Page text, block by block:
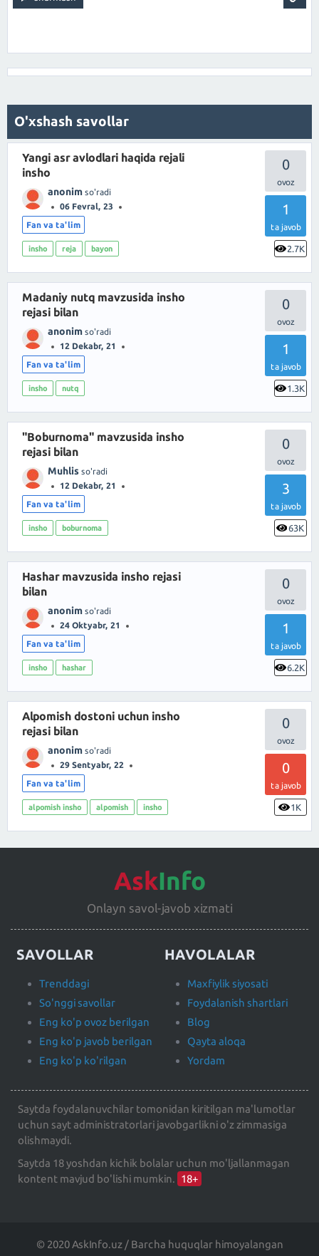
O'xshash savollar
0
1
ta javob
2.7K
Yangi asr avlodlari haqida rejali
insho
anonim so'radi
06 Fevral, 23
Fan va ta'lim
insho reja bayon
0
1
ta javob
1.3K
Madaniy nutq mavzusida insho
rejasi bilan
anonim so'radi
12 Dekabr, 21
Fan va ta'lim
insho nutq
0
3
ta javob
63K
"Boburnoma" mavzusida insho
rejasi bilan
Muhlis so'radi
12 Dekabr, 21
Fan va ta'lim
insho boburnoma
0
1
ta javob
6.2K
Hashar mavzusida insho rejasi
bilan
anonim so'radi
24 Oktyabr, 21
Fan va ta'lim
insho hashar
0
0
ta javob
1K
Alpomish dostoni uchun insho
rejasi bilan
anonim so'radi
29 Sentyabr, 22
Fan va ta'lim
alpomish insho alpomish insho
AskInfo
Onlayn savol-javob xizmati
SAVOLLAR
Trenddagi
So'nggi savollar
Eng ko'p ovoz berilgan
Eng ko'p javob berilgan
Eng ko'p ko'rilgan
HAVOLALAR
Maxfiylik siyosati
Foydalanish shartlari
Blog
Qayta aloqa
Yordam
Saytda foydalanuvchilar tomonidan kiritilgan ma'lumotlar
uchun sayt administratorlari javobgarlikni o'z zimmasiga
olishmaydi.
Saytda 18 yoshdan kichik bolalar uchun mo'ljallanmagan
kontent mavjud bo'lishi mumkin. 18+
© 2020 AskInfo.uz / Barcha huquqlar himoyalangan